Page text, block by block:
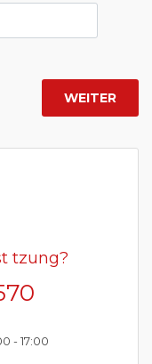
tzung?
- 17:00